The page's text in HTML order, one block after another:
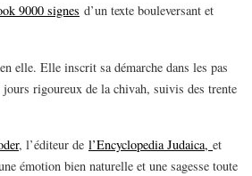
9000 signes d’un texte bouleversant et
elle. Elle inscrit sa démarche dans les pas
rigoureux de la chivah, suivis des trente
, l’éditeur de l’Encyclopedia Judaica, et
émotion bien naturelle et une sagesse toute